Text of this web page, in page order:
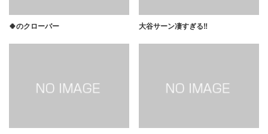
🍀のクローバー 大谷サーン凄すぎる‼️